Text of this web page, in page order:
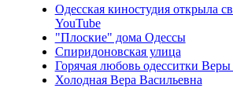
Одесская киностудия открыла
YouTube
"Плоские" дома Одессы
Спиридоновская улица
Горячая любовь одесситки
Холодная Вера Васильевна